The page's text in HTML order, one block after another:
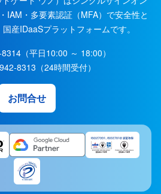
IAM・多要素認証（MFA）で安全性と
産IDaaSプラットフォームです。
（平日10:00 ～ 18:00）
8313 （24時間受付）
お問合せ